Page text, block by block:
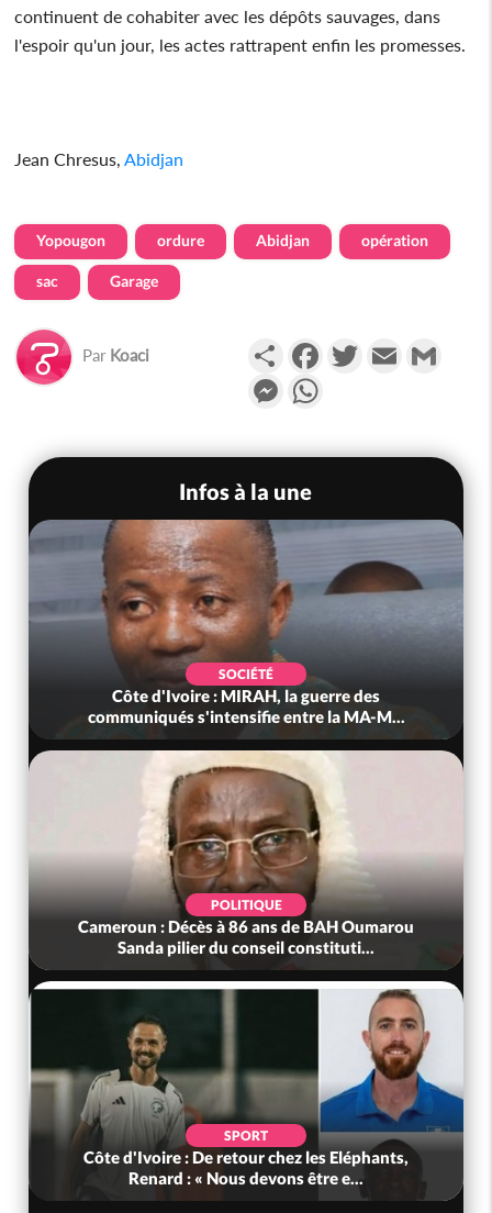
continuent de cohabiter avec les dépôts sauvages, dans
l'espoir qu'un jour, les actes rattrapent enfin les promesses.
Jean Chresus, Abidjan
Yopougon ordure Abidjan opération
sac Garage
Par Koaci PartagerFacebookTwitterEmail
Messenger
Infos à la une
SOCIÉTÉ
Côte d'Ivoire : MIRAH, la guerre des
communiqués s'intensifie entre la MA-M...
POLITIQUE
Cameroun : Décès à 86 ans de BAH Oumarou
Sanda pilier du conseil constituti...
SPORT
Côte d'Ivoire : De retour chez les Eléphants,
Renard : « Nous devons être e...